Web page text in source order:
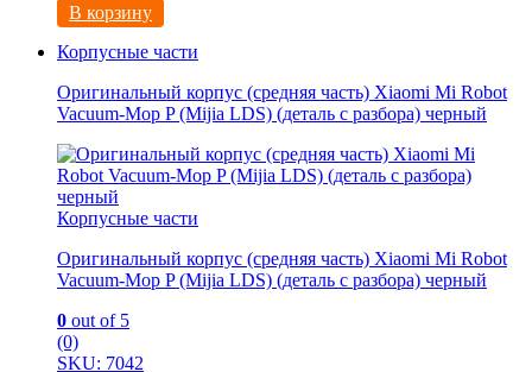
В корзину
Корпусные части
Оригинальный корпус (средняя часть) Xiaomi Mi Robot
Vacuum-Mop P (Mijia LDS) (деталь с разбора) черный
Корпусные части
Оригинальный корпус (средняя часть) Xiaomi Mi Robot
Vacuum-Mop P (Mijia LDS) (деталь с разбора) черный
0 out of 5
(0)
SKU: 7042